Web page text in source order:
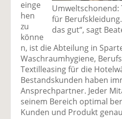
für
das gut“, sagt
einge
hen
zu
könne
n, ist die Abteilung in
Waschraumhygiene,
Textilleasing für die
Bestandskunden haben
Ansprechpartner. Jeder
seinem Bereich optimal
Kunden und Produkt